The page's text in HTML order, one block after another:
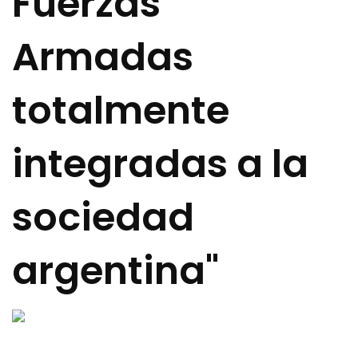
Armadas
totalmente
integradas a la
sociedad
argentina"